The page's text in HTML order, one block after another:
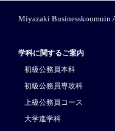
Miyazaki Businesskoumuin
学科に関するご案内
初級公務員本科
初級公務員専攻科
上級公務員コース
大学進学科